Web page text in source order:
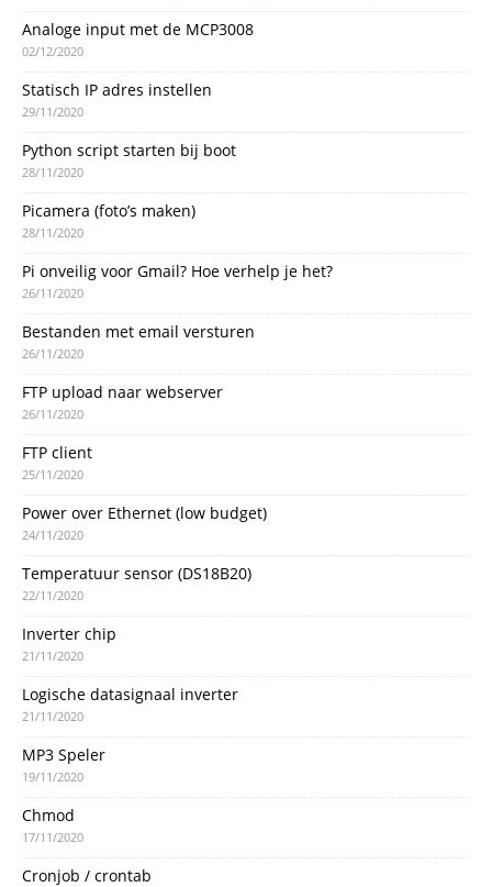
Analoge input met de MCP3008
02/12/2020
Statisch IP adres instellen
29/11/2020
Python script starten bij boot
28/11/2020
Picamera (foto’s maken)
28/11/2020
Pi onveilig voor Gmail? Hoe verhelp je het?
26/11/2020
Bestanden met email versturen
26/11/2020
FTP upload naar webserver
26/11/2020
FTP client
25/11/2020
Power over Ethernet (low budget)
24/11/2020
Temperatuur sensor (DS18B20)
22/11/2020
Inverter chip
21/11/2020
Logische datasignaal inverter
21/11/2020
MP3 Speler
19/11/2020
Chmod
17/11/2020
Cronjob / crontab